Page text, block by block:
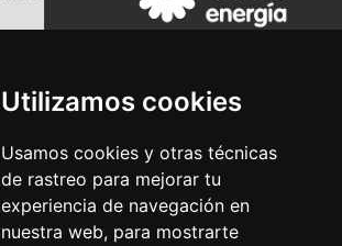
Utilizamos cookies
Usamos cookies y otras técnicas
de rastreo para mejorar tu
experiencia de navegación en
nuestra web, para mostrarte